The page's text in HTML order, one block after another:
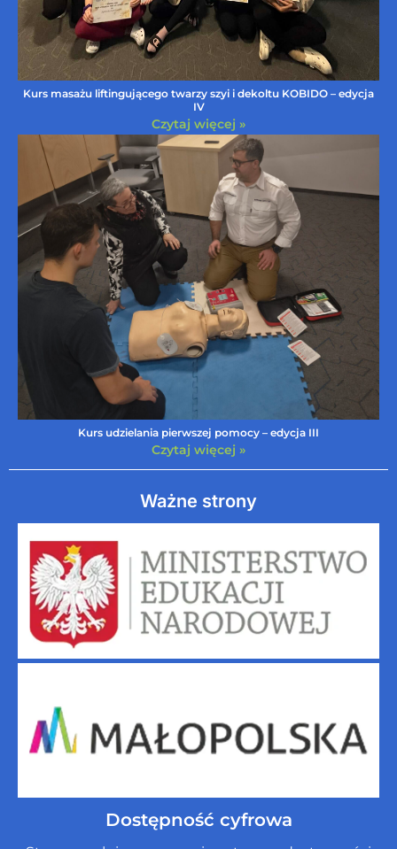
Kurs masażu liftingującego twarzy szyi i dekoltu KOBIDO – edycja
IV
Czytaj więcej »
Kurs udzielania pierwszej pomocy – edycja III
Czytaj więcej »
Ważne strony
Dostępność cyfrowa